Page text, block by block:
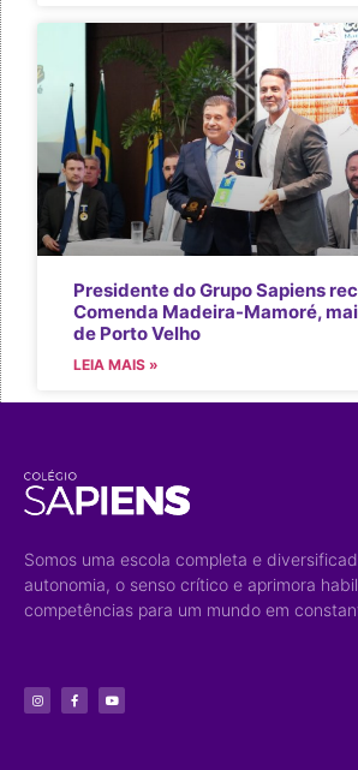
Presidente do Grupo Sapiens
Comenda Madeira-Mamoré,
de Porto Velho
LEIA MAIS »
Somos uma escola completa e
autonomia, o senso crítico e aprimora
competências para um mundo em